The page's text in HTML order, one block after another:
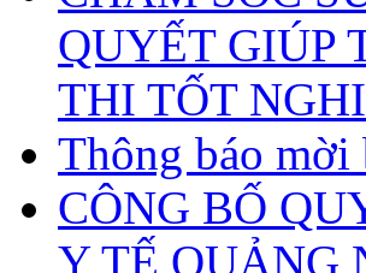
QUYẾT GIÚP
THI TỐT
Thông báo mời
CÔNG BỐ
Y TẾ QUẢNG